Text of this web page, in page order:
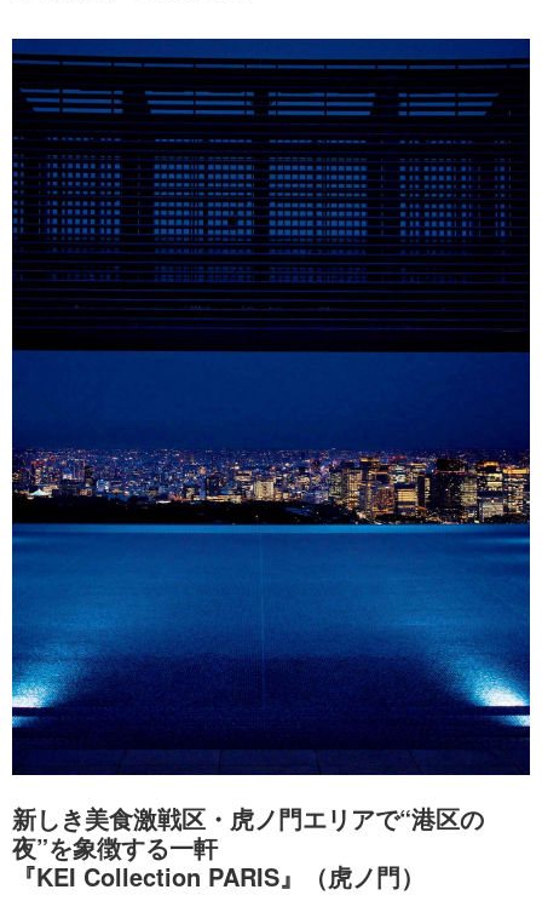
新しき美食激戦区・虎ノ門エリアで“港区の
夜”を象徴する一軒
『KEI Collection PARIS』（虎ノ門）